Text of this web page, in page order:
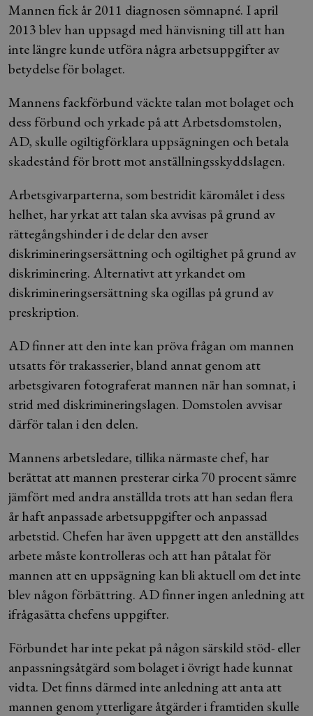
Mannen fick år 2011 diagnosen sömnapné. I april
2013 blev han uppsagd med hänvisning till att han
inte längre kunde utföra några arbetsuppgifter av
betydelse för bolaget.
Mannens fackförbund väckte talan mot bolaget och
dess förbund och yrkade på att Arbetsdomstolen,
AD, skulle ogiltigförklara uppsägningen och betala
skadestånd för brott mot anställningsskyddslagen.
Arbetsgivarparterna, som bestridit käromålet i dess
helhet, har yrkat att talan ska avvisas på grund av
rättegångshinder i de delar den avser
diskrimineringsersättning och ogiltighet på grund av
diskriminering. Alternativt att yrkandet om
diskrimineringsersättning ska ogillas på grund av
preskription.
AD finner att den inte kan pröva frågan om mannen
utsatts för trakasserier, bland annat genom att
arbetsgivaren fotograferat mannen när han somnat, i
strid med diskrimineringslagen. Domstolen avvisar
därför talan i den delen.
Mannens arbetsledare, tillika närmaste chef, har
berättat att mannen presterar cirka 70 procent sämre
jämfört med andra anställda trots att han sedan flera
år haft anpassade arbetsuppgifter och anpassad
arbetstid. Chefen har även uppgett att den anställdes
arbete måste kontrolleras och att han påtalat för
mannen att en uppsägning kan bli aktuell om det inte
blev någon förbättring. AD finner ingen anledning att
ifrågasätta chefens uppgifter.
Förbundet har inte pekat på någon särskild stöd- eller
anpassningsåtgärd som bolaget i övrigt hade kunnat
vidta. Det finns därmed inte anledning att anta att
mannen genom ytterligare åtgärder i framtiden skulle